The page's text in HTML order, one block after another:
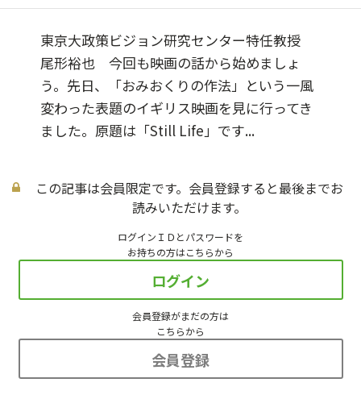
東京大政策ビジョン研究センター特任教授
尾形裕也 今回も映画の話から始めましょ
う。先日、「おみおくりの作法」という一風
変わった表題のイギリス映画を見に行ってき
ました。原題は「Still Life」です...
この記事は会員限定です。会員登録すると最後までお
読みいただけます。
ログインＩＤとパスワードを
お持ちの方はこちらから
ログイン
会員登録がまだの方は
こちらから
会員登録